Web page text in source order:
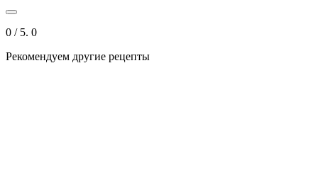
0 / 5. 0
Рекомендуем другие рецепты